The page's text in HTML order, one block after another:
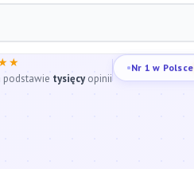
podstawie tysięcyopinii
Nr 1 w Polsce